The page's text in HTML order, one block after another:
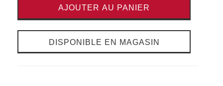
AJOUTER AU PANIER
DISPONIBLE EN MAGASIN